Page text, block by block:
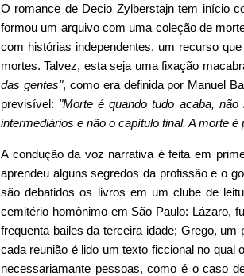
O romance de Decio Zylberstajn tem início
formou um arquivo com uma coleção de
com histórias independentes, um recurso
mortes. Talvez, esta seja uma fixação
das gentes", como era definida por Manuel
previsível: "Morte é quando tudo acaba,
intermediários e não o capítulo final. A morte
A condução da voz narrativa é feita em
aprendeu alguns segredos da profissão e o
são debatidos os livros em um clube de
cemitério homônimo em São Paulo: Lázaro,
frequenta bailes da terceira idade; Grego,
cada reunião é lido um texto ficcional no
necessariamante pessoas, como é o caso